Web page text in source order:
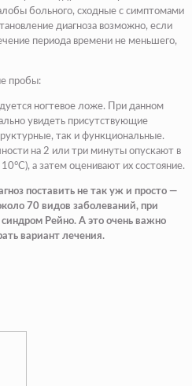
больного, сходные с симптомами
диагноза возможно, если
периода времени не меньшего,
пробы:
ногтевое ложе. При данном
увидеть присутствующие
так и функциональные.
на 2 или три минуты опускают в
а затем оценивают их состояние.
поставить не так уж и просто —
70 видов заболеваний, при
Рейно. А это очень важно
вариант лечения.